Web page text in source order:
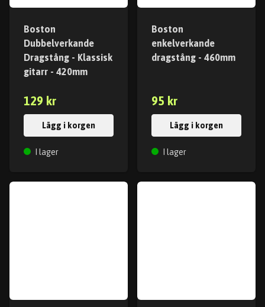
Boston
Dubbelverkande
Dragstång - Klassisk
gitarr - 420mm
129 kr
Lägg i korgen
I lager
Boston
enkelverkande
dragstång - 460mm
95 kr
Lägg i korgen
I lager